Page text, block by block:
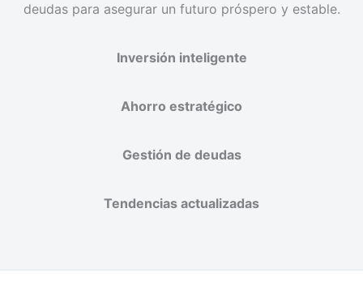
deudas para asegurar un futuro próspero y estable.
Inversión inteligente
Ahorro estratégico
Gestión de deudas
Tendencias actualizadas